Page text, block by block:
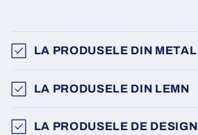
LA PRODUSELE DIN METAL
LA PRODUSELE DIN LEMN
LA PRODUSELE DE DESIGN